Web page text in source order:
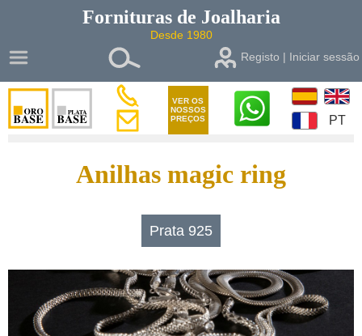
Fornituras de Joalharia
Desde 1980
Registo | Iniciar sessão
VER OS
NOSSOS
PREÇOS
PT
Anilhas magic ring
Prata 925